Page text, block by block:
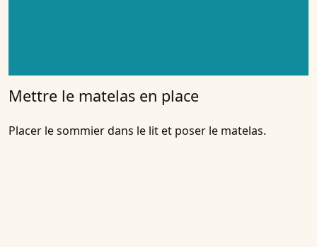
Mettre le matelas en place
Placer le sommier dans le lit et poser le matelas.